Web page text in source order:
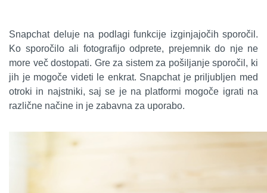
Snapchat deluje na podlagi funkcije izginjajočih sporočil.
Ko sporočilo ali fotografijo odprete, prejemnik do nje ne
more več dostopati. Gre za sistem za pošiljanje sporočil, ki
jih je mogoče videti le enkrat. Snapchat je priljubljen med
otroki in najstniki, saj se je na platformi mogoče igrati na
različne načine in je zabavna za uporabo.